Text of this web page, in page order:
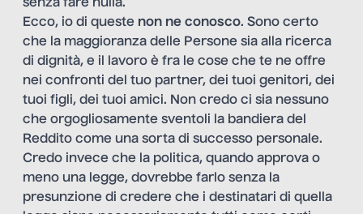
senza fare nulla.
Ecco, io di queste non ne conosco. Sono certo
che la maggioranza delle Persone sia alla ricerca
di dignità, e il lavoro è fra le cose che te ne offre
nei confronti del tuo partner, dei tuoi genitori, dei
tuoi figli, dei tuoi amici. Non credo ci sia nessuno
che orgogliosamente sventoli la bandiera del
Reddito come una sorta di successo personale.
Credo invece che la politica, quando approva o
meno una legge, dovrebbe farlo senza la
presunzione di credere che i destinatari di quella